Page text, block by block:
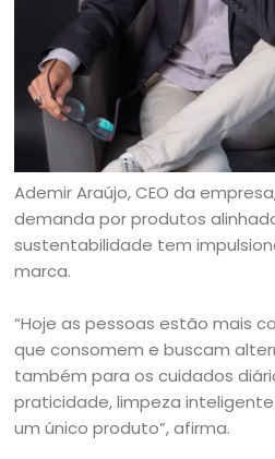
Ademir Araújo, CEO da
demanda por produtos
sustentabilidade tem
marca.
“Hoje as pessoas estão mais
que consomem e buscam
também para os cuidados
praticidade, limpeza
um único produto”, afirma.